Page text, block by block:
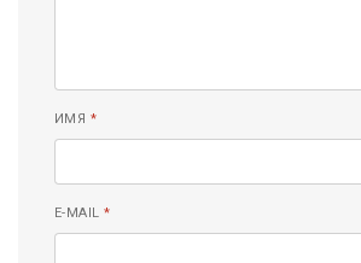
ИМЯ *
E-MAIL*